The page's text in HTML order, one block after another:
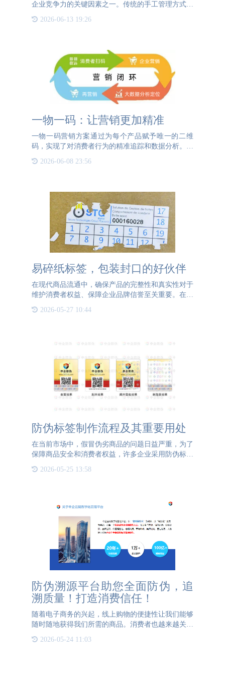
企业竞争力的关键因素之一。传统的手工管理方式不
仅效率低下，还容易出现人为错误，导致管理成本增
加和客户满意度下降。RFID（射频识别）技术的出
2026-06-13 19:26
一物一码：让营销更加精准
一物一码营销方案通过为每个产品赋予唯一的二维
码，实现了对消费者行为的精准追踪和数据分析。当
消费者扫描二维码时，企业可以收集到详细的用户信
息，包括购买时间、地点、频次等，从而进行更精准
2026-06-08 23:56
易碎纸标签，包装封口的好伙伴
在现代商品流通中，确保产品的完整性和真实性对于
维护消费者权益、保障企业品牌信誉至关重要。在这
一背景下，易碎纸标签以其独特的性能，成为了包装
封口不可或缺的好伙伴，为商品的防伪、防篡改和防
2026-05-27 10:44
防伪标签制作流程及其重要用处
在当前市场中，假冒伪劣商品的问题日益严重，为了
保障商品安全和消费者权益，许多企业采用防伪标签
作为重要的防伪手段。本文将介绍防伪标签的制作流
程以及其在商品防伪方面的重要用处。防伪标签制作
2026-05-25 13:58
防伪溯源平台助您全面防伪，追
溯质量！打造消费信任！
随着电子商务的兴起，线上购物的便捷性让我们能够
随时随地获得我们所需的商品。消费者也越来越关注
所购买商品的质量和真实性，而假冒伪劣商品和窜货
现象却此起彼伏，给消费者的权益保护带来了巨大的
2026-05-24 11:03